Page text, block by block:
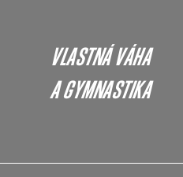
VLASTNÁ VÁHA
A GYMNASTIKA